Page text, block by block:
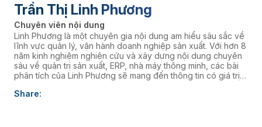
Trần Thị Linh Phương
Chuyên viên nội dung
Linh Phương là một chuyên gia nội dung am hiểu sâu sắc về
lĩnh vực quản lý, vận hành doanh nghiệp sản xuất. Với hơn 8
năm kinh nghiệm nghiên cứu và xây dựng nội dung chuyên
sâu về quản trị sản xuất, ERP, nhà máy thông minh, các bài
phân tích của Linh Phương sẽ mang đến thông tin có giá trị
thúc đẩy chuyển đổi số. âaaa
Share: